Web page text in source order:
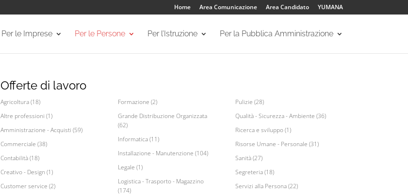
Home Area Comunicazione Area Candidato YUMANA
Per le Imprese Per le Persone Per l’Istruzione Per la Pubblica Amministrazione
Offerte di lavoro
Agricoltura (18)
Altre professioni (1)
Amministrazione - Acquisti (59)
Commerciale (38)
Contabilità (18)
Creativo - Design (1)
Customer service (2)
Formazione (2)
Grande Distribuzione Organizzata
(62)
Informatica (11)
Installazione - Manutenzione (104)
Legale (1)
Logistica - Trasporto - Magazzino
(174)
Pulizie (28)
Qualità - Sicurezza - Ambiente (36)
Ricerca e sviluppo (1)
Risorse Umane - Personale (31)
Sanità (27)
Segreteria (18)
Servizi alla Persona (22)